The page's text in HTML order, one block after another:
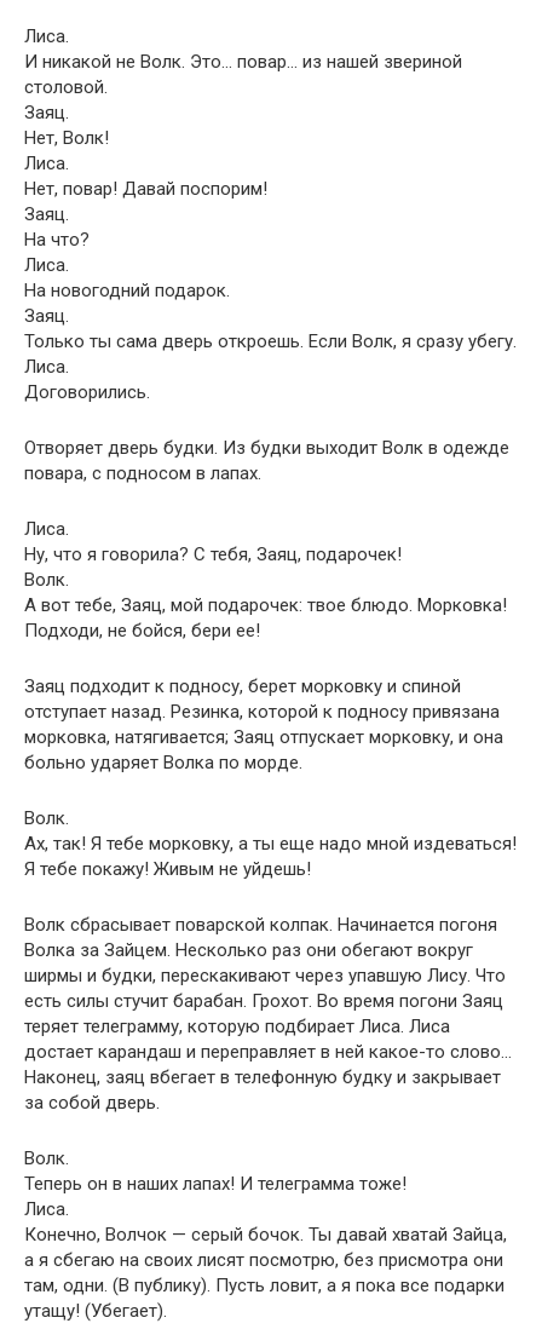
Лиса.
И никакой не Волк. Это… повар… из нашей звериной
столовой.
Заяц.
Нет, Волк!
Лиса.
Нет, повар! Давай поспорим!
Заяц.
На что?
Лиса.
На новогодний подарок.
Заяц.
Только ты сама дверь откроешь. Если Волк, я сразу убегу.
Лиса.
Договорились.
Отворяет дверь будки. Из будки выходит Волк в одежде
повара, с подносом в лапах.
Лиса.
Ну, что я говорила? С тебя, Заяц, подарочек!
Волк.
А вот тебе, Заяц, мой подарочек: твое блюдо. Морковка!
Подходи, не бойся, бери ее!
Заяц подходит к подносу, берет морковку и спиной
отступает назад. Резинка, которой к подносу привязана
морковка, натягивается; Заяц отпускает морковку, и она
больно ударяет Волка по морде.
Волк.
Ах, так! Я тебе морковку, а ты еще надо мной издеваться!
Я тебе покажу! Живым не уйдешь!
Волк сбрасывает поварской колпак. Начинается погоня
Волка за Зайцем. Несколько раз они обегают вокруг
ширмы и будки, перескакивают через упавшую Лису. Что
есть силы стучит барабан. Грохот. Во время погони Заяц
теряет телеграмму, которую подбирает Лиса. Лиса
достает карандаш и переправляет в ней какое-то слово…
Наконец, заяц вбегает в телефонную будку и закрывает
за собой дверь.
Волк.
Теперь он в наших лапах! И телеграмма тоже!
Лиса.
Конечно, Волчок — серый бочок. Ты давай хватай Зайца,
а я сбегаю на своих лисят посмотрю, без присмотра они
там, одни. (В публику). Пусть ловит, а я пока все подарки
утащу! (Убегает).